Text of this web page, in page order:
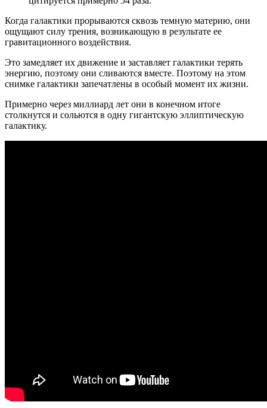
Когда галактики прорываются сквозь темную материю, они
ощущают силу трения, возникающую в результате ее
гравитационного воздействия.
Это замедляет их движение и заставляет галактики терять
энергию, поэтому они сливаются вместе. Поэтому на этом
снимке галактики запечатлены в особый момент их жизни.
Примерно через миллиард лет они в конечном итоге
столкнутся и сольются в одну гигантскую эллиптическую
галактику.